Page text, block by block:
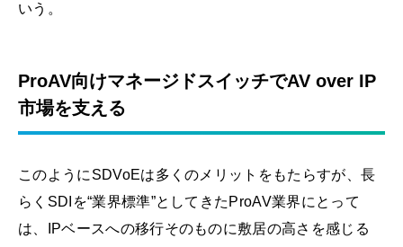
いう。
ProAV向けマネージドスイッチでAV over IP
市場を支える
このようにSDVoEは多くのメリットをもたらすが、長
らくSDIを“業界標準”としてきたProAV業界にとって
は、IPベースへの移行そのものに敷居の高さを感じる